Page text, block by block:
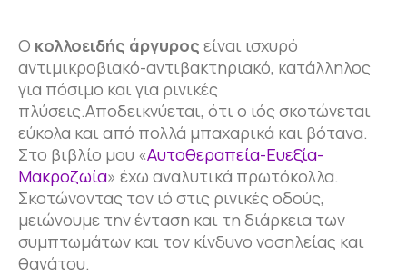
Ο κολλοειδής άργυρος είναι ισχυρό
αντιμικροβιακό-αντιβακτηριακό, κατάλληλος
για πόσιμο και για ρινικές
πλύσεις.Αποδεικνύεται, ότι ο ιός σκοτώνεται
εύκολα και από πολλά μπαχαρικά και βότανα.
Στο βιβλίο μου «Αυτοθεραπεία-Ευεξία-
Μακροζωία» έχω αναλυτικά πρωτόκολλα.
Σκοτώνοντας τον ιό στις ρινικές οδούς,
μειώνουμε την ένταση και τη διάρκεια των
συμπτωμάτων και τον κίνδυνο νοσηλείας και
θανάτου.